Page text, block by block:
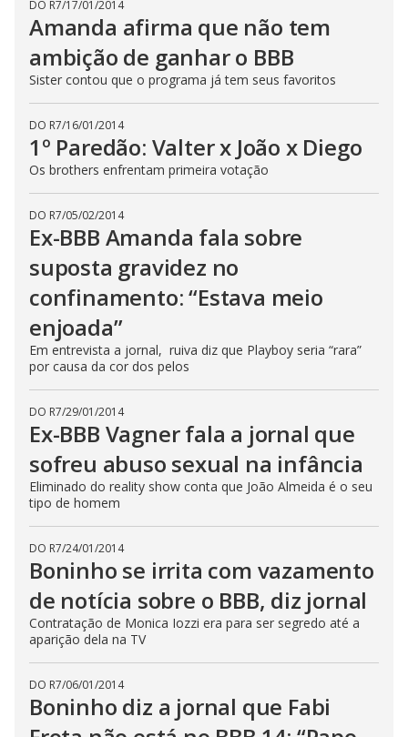
DO R7/17/01/2014
Amanda afirma que não tem
ambição de ganhar o BBB
Sister contou que o programa já tem seus favoritos
DO R7/16/01/2014
1º Paredão: Valter x João x Diego
Os brothers enfrentam primeira votação
DO R7/05/02/2014
Ex-BBB Amanda fala sobre
suposta gravidez no
confinamento: “Estava meio
enjoada”
Em entrevista a jornal, ruiva diz que Playboy seria “rara”
por causa da cor dos pelos
DO R7/29/01/2014
Ex-BBB Vagner fala a jornal que
sofreu abuso sexual na infância
Eliminado do reality show conta que João Almeida é o seu
tipo de homem
DO R7/24/01/2014
Boninho se irrita com vazamento
de notícia sobre o BBB, diz jornal
Contratação de Monica Iozzi era para ser segredo até a
aparição dela na TV
DO R7/06/01/2014
Boninho diz a jornal que Fabi